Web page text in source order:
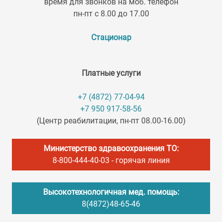
пн-пт с 8.00 до 17.00
Стационар
Платные услуги
+7 (4872) 77-04-94
+7 950 917-58-56
(Центр реабилитации, пн-пт 08.00-16.00)
Министерство здравоохранения ТО:
8-800-444-40-03 - горячая линия
Высокотехнологичная мед. помощь:
8(4872)48-65-46